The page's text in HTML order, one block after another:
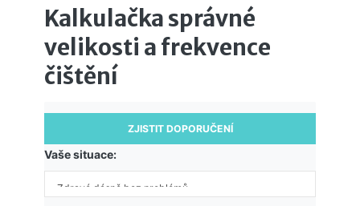
Kalkulačka správné
velikosti a frekvence
čištění
Vaše situace:
ZJISTIT DOPORUČENÍ